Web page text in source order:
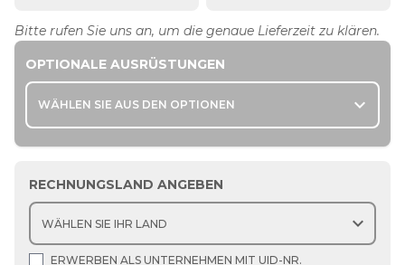
Bitte rufen Sie uns an, um die genaue Lieferzeit zu klären.
OPTIONALE AUSRÜSTUNGEN
WÄHLEN SIE AUS DEN OPTIONEN expand_more
RECHNUNGSLAND ANGEBEN
expand_more
ERWERBEN ALS UNTERNEHMEN MIT UID-NR.